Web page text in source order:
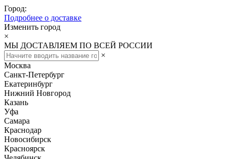
Город:
Подробнее о доставке
Изменить город
×
МЫ ДОСТАВЛЯЕМ ПО ВСЕЙ РОССИИ
×
Москва
Санкт-Петербург
Екатеринбург
Нижний Новгород
Казань
Уфа
Самара
Краснодар
Новосибирск
Красноярск